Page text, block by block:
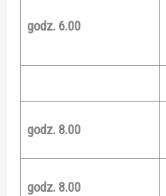
godz. 6.00
godz. 8.00
godz. 8.00